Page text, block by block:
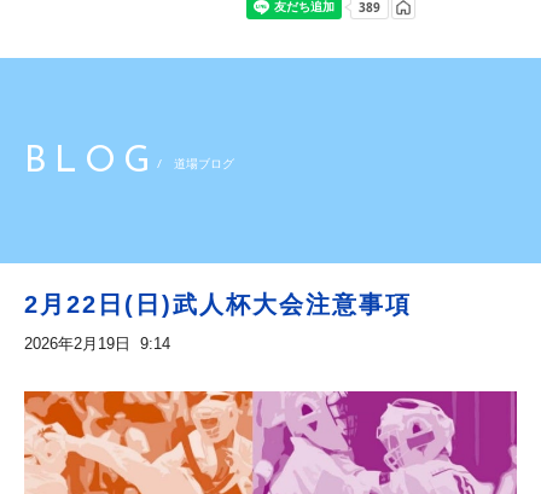
BLOG / 道場ブログ
2月22日(日)武人杯大会注意事項
2026年2月19日 9:14